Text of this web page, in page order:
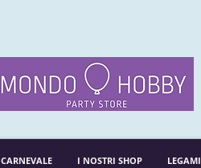
CARNEVALE I NOSTRI SHOP LEGAMI